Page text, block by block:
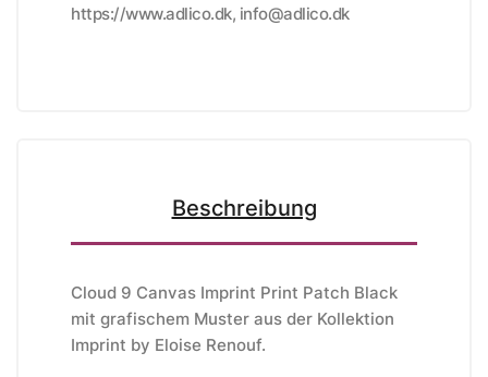
https://www.adlico.dk, info@adlico.dk
Beschreibung
Cloud 9 Canvas Imprint Print Patch Black
mit grafischem Muster aus der Kollektion
Imprint by Eloise Renouf.